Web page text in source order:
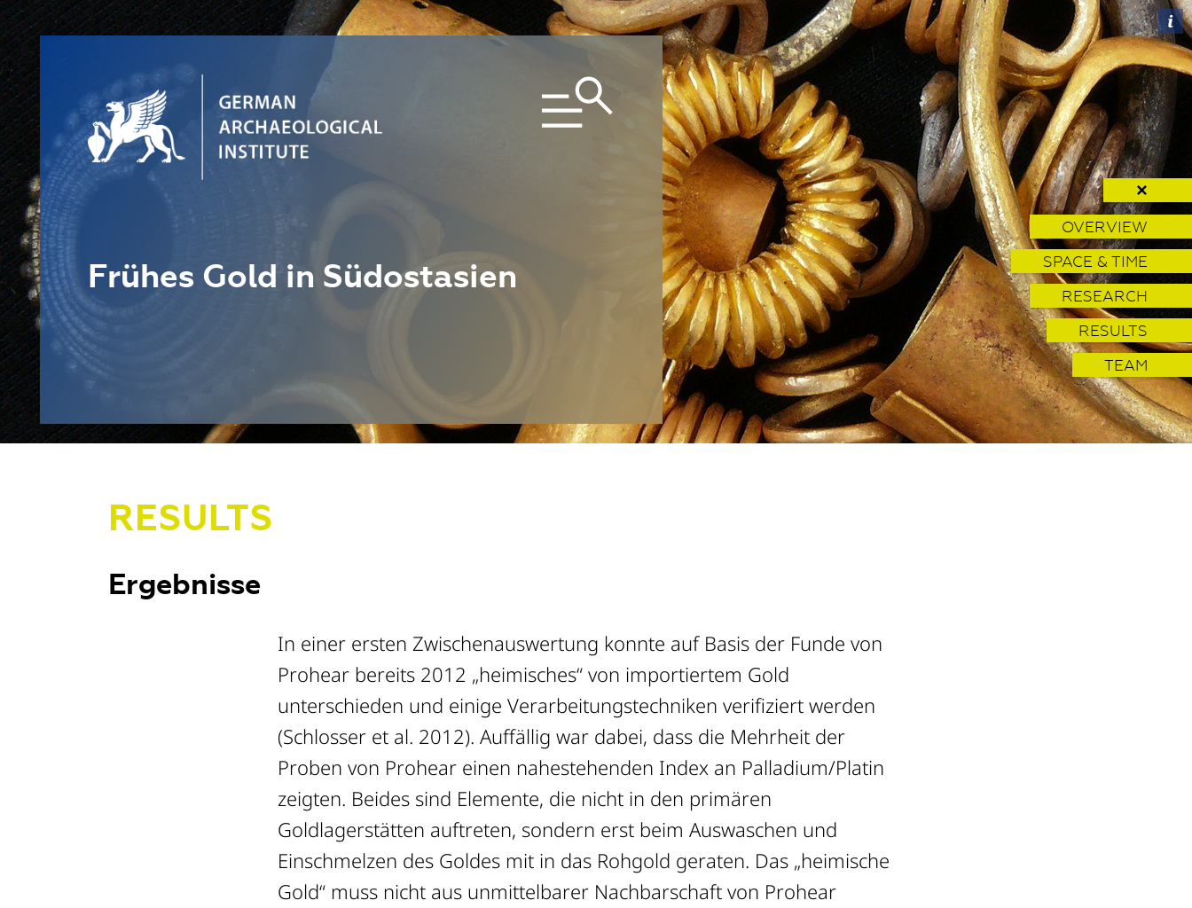
Frühes Gold in Südostasien
✕
OVERVIEW
SPACE & TIME
RESEARCH
RESULTS
TEAM
RESULTS
Ergebnisse
In einer ersten Zwischenauswertung konnte auf Basis der Funde von
Prohear bereits 2012 „heimisches“ von importiertem Gold
unterschieden und einige Verarbeitungstechniken verifiziert werden
(Schlosser et al. 2012). Auffällig war dabei, dass die Mehrheit der
Proben von Prohear einen nahestehenden Index an Palladium/Platin
zeigten. Beides sind Elemente, die nicht in den primären
Goldlagerstätten auftreten, sondern erst beim Auswaschen und
Einschmelzen des Goldes mit in das Rohgold geraten. Das „heimische
Gold“ muss nicht aus unmittelbarer Nachbarschaft von Prohear